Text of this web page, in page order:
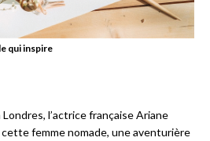
qui inspire
l’actrice française Ariane
femme nomade, une aventurière